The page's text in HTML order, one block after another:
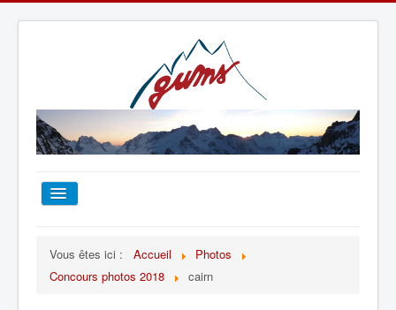
TOUT SUR LE GUMS
Vous êtes ici : Accueil
Photos
Concours photos 2018
cairn